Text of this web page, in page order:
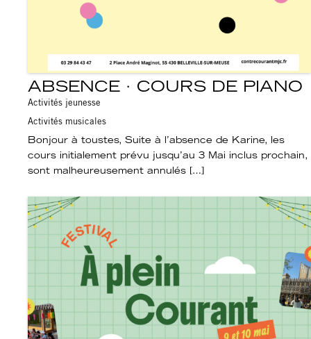
ABSENCE · COURS DE PIANO
Activités jeunesse
Activités musicales
Bonjour à toustes, Suite à l’absence de Karine, les
cours initialement prévu jusqu’au 3 Mai inclus prochain,
sont malheureusement annulés […]